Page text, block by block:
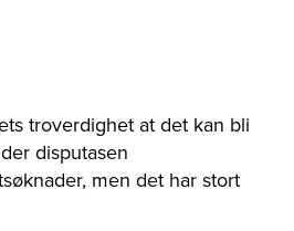
troverdighet at det kan bli
disputasen
men det har stort